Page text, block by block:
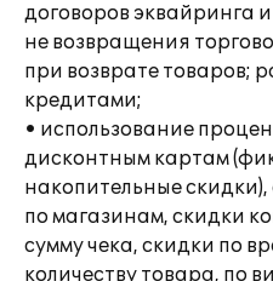
договоров эквайринга
не возвращения
при возврате товаров;
кредитами;
• использование
дисконтным картам
накопительные
по магазинам, скидки
сумму чека, скидки по
количеству товара, по